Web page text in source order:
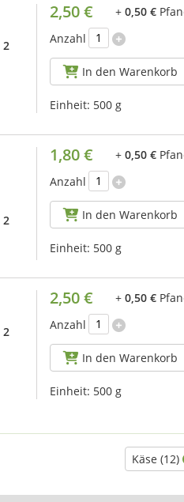
2
2,50 € + 0,50 €
Anzahl
In den Warenkorb
Einheit: 500 g
2
1,80 € + 0,50 €
Anzahl
In den Warenkorb
Einheit: 500 g
2
2,50 € + 0,50 €
Anzahl
In den Warenkorb
Einheit: 500 g
Käse (12)